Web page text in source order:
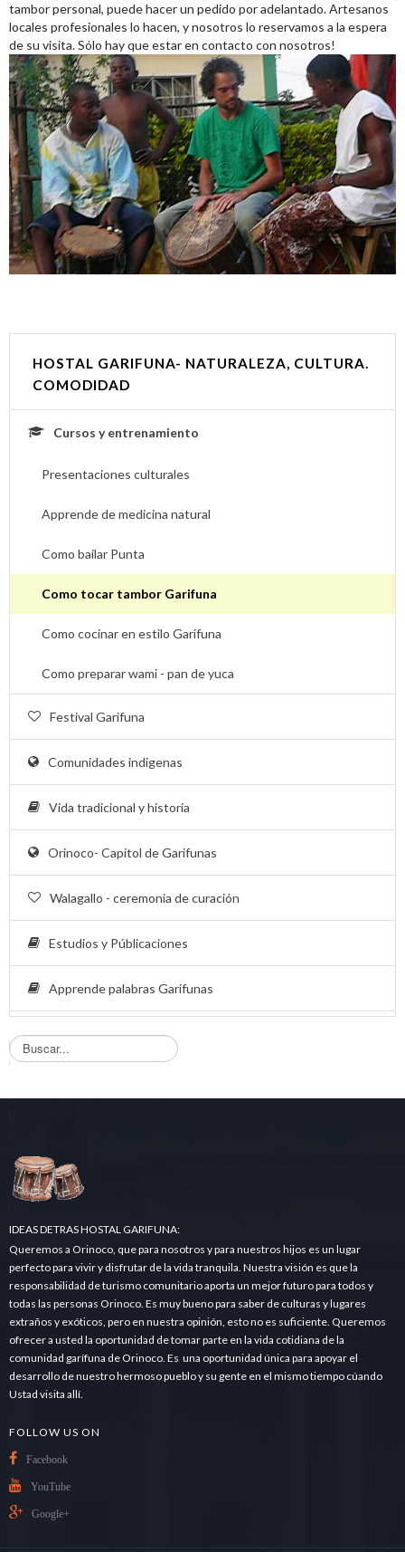
tambor personal, puede hacer un pedido por adelantado. Artesanos
locales profesionales lo hacen, y nosotros lo reservamos a la espera
de su visita. Sólo hay que estar en contacto con nosotros!
HOSTAL GARIFUNA- NATURALEZA, CULTURA.
COMODIDAD
Cursos y entrenamiento
Presentaciones culturales
Apprende de medicina natural
Como bailar Punta
Como tocar tambor Garifuna
Como cocinar en estilo Garifuna
Como preparar wami - pan de yuca
Festival Garifuna
Comunidades indigenas
Vida tradicional y historia
Orinoco- Capitol de Garifunas
Walagallo - ceremonia de curación
Estudios y Públicaciones
Apprende palabras Garifunas
B
u
q
a
.IDEAS DETRAS HOSTAL GARIFUNA:
Queremos a Orinoco, que para nosotros y para nuestros hijos es un lugar
perfecto para vivir y disfrutar de la vida tranquila. Nuestra visión es que la
responsabilidad de turismo comunitario aporta un mejor futuro para todos y
todas las personas Orinoco. Es muy bueno para saber de culturas y lugares
extraños y exóticos, pero en nuestra opinión, esto no es suficiente. Queremos
ofrecer a usted la oportunidad de tomar parte en la vida cotidiana de la
comunidad garífuna de Orinoco. Es una oportunidad única para apoyar el
desarrollo de nuestro hermoso pueblo y su gente en el mismo tiempo cúando
Ustad visita allí.
FOLLOW US ON
Facebook
YouTube
Google+